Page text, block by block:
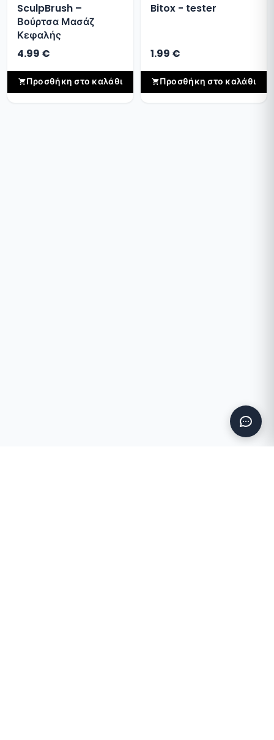
SculpBrush –
Βούρτσα Μασάζ
Κεφαλής
4.99 €
Προσθήκη στο καλάθι
Bitox - tester
1.99 €
Προσθήκη στο καλάθι